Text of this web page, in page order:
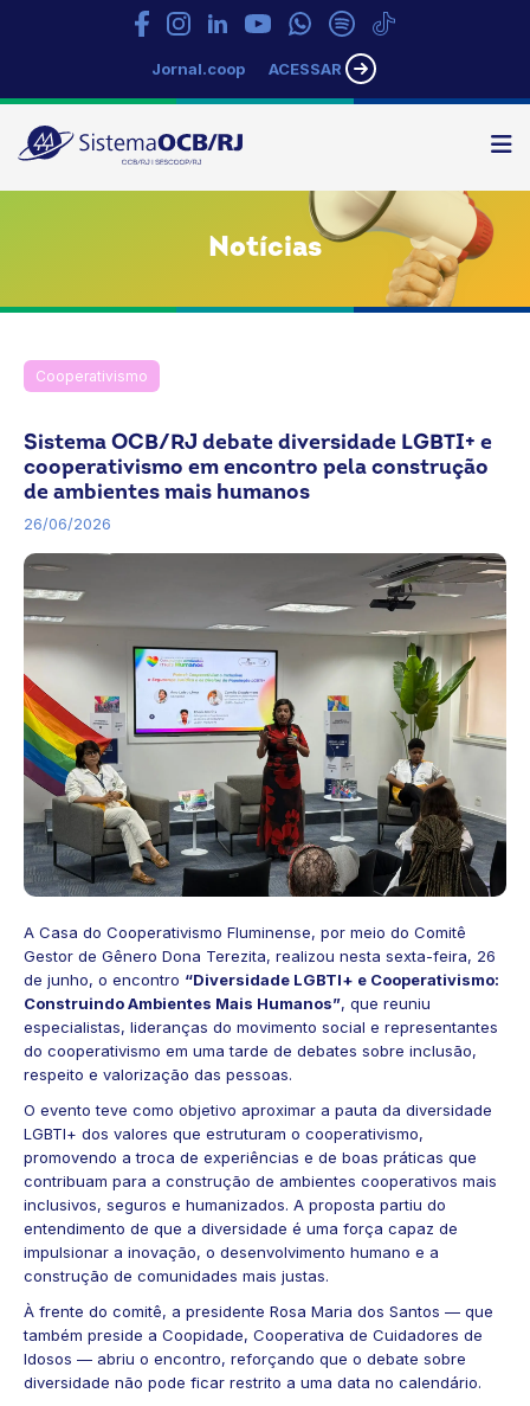
Jornal.coop ACESSAR
Sistema
OCB/RJ
Notícias
Cooperativismo
Sistema OCB/RJ debate diversidade LGBTI+ e
cooperativismo em encontro pela construção
de ambientes mais humanos
26/06/2026
A Casa do Cooperativismo Fluminense, por meio do Comitê
Gestor de Gênero Dona Terezita, realizou nesta sexta-feira, 26
de junho, o encontro “Diversidade LGBTI+ e Cooperativismo:
Construindo Ambientes Mais Humanos”, que reuniu
especialistas, lideranças do movimento social e representantes
do cooperativismo em uma tarde de debates sobre inclusão,
respeito e valorização das pessoas.
O evento teve como objetivo aproximar a pauta da diversidade
LGBTI+ dos valores que estruturam o cooperativismo,
promovendo a troca de experiências e de boas práticas que
contribuam para a construção de ambientes cooperativos mais
inclusivos, seguros e humanizados. A proposta partiu do
entendimento de que a diversidade é uma força capaz de
impulsionar a inovação, o desenvolvimento humano e a
construção de comunidades mais justas.
À frente do comitê, a presidente Rosa Maria dos Santos — que
também preside a Coopidade, Cooperativa de Cuidadores de
Idosos — abriu o encontro, reforçando que o debate sobre
diversidade não pode ficar restrito a uma data no calendário.